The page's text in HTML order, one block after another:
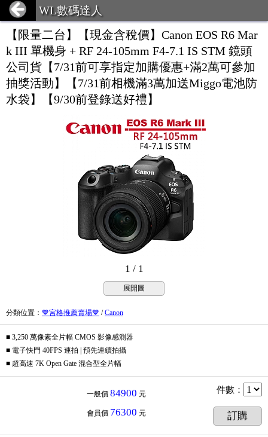
WL數碼達人
【限量二台】【現金含稅價】Canon EOS R6 Mar
k III 單機身 + RF 24-105mm F4-7.1 IS STM 鏡頭
公司貨【7/31前可享指定加購優惠+滿2萬可參加
抽獎活動】【7/31前相機滿3萬加送Miggo電池防
水袋】【9/30前登錄送好禮】
1 / 1
展開圖
分類位置 ： 💙宮格推薦賣場💙 /Canon
■ 3,250 萬像素全片幅 CMOS 影像感測器
■ 電子快門 40FPS 連拍 | 預先連續拍攝
■ 超高速 7K Open Gate 混合型全片幅
一般價 84900 元
會員價 76300 元
件數 ：
訂購